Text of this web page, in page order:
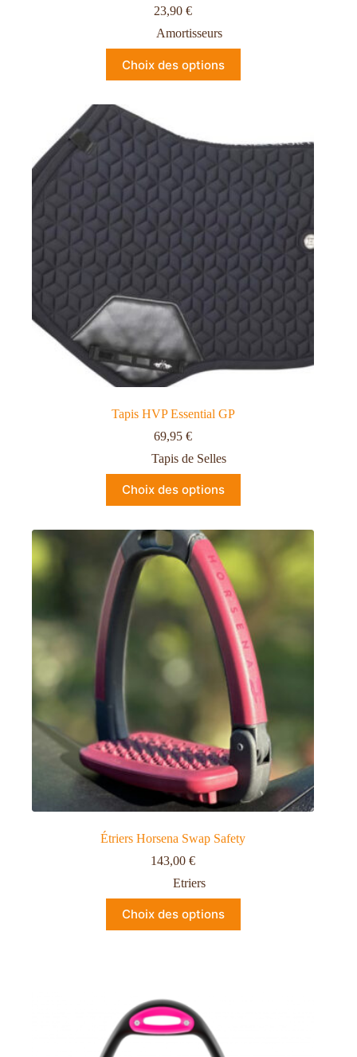
23,90€
Amortisseurs
Choix des options
Tapis HVP Essential GP
69,95€
Tapis de Selles
Choix des options
Étriers Horsena Swap Safety
143,00€
Etriers
Choix des options